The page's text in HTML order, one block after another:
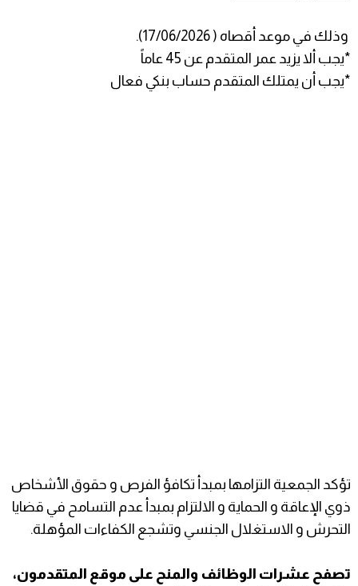
وذلك في موعد أقصاه ( 17/06/2026).
*يجب ألا يزيد عمر المتقدم عن 45 عاماً
*يجب أن يمتلك المتقدم حساب بنكي فعال
تؤكد الجمعية التزامها بمبدأ تكافؤ الفرص و حقوق الأشخاص
ذوي الإعاقة و الحماية و الالتزام بمبدأ عدم التسامح في قضايا
التحرش و الاستغلال الجنسي وتشجع الكفاءات المؤهلة.
تصفح عشرات الوظائف والمنح على موقع المتقدمون،